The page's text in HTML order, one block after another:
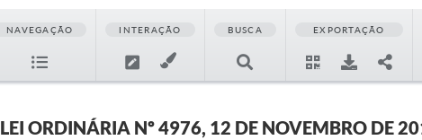
NAVEGAÇÃO INTERAÇÃO BUSCA EXPORTAÇÃO
LEI ORDINÁRIA Nº 4976, 12 DE NOVEMBRO DE